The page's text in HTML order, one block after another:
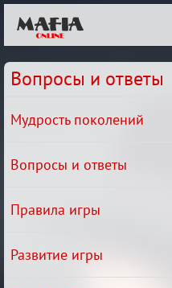
Вопросы и ответы
Мудрость поколений
Вопросы и ответы
Правила игры
Развитие игры